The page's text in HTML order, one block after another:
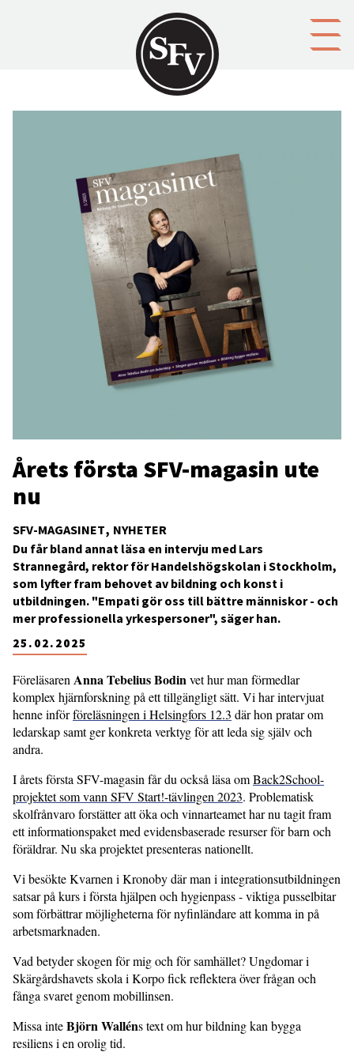
SFV-MAGASINET NYHETER
Årets första SFV-magasin ute
nu
25.02.2025
Du får bland annat läsa en intervju med Lars
Strannegård, rektor för Handelshögskolan i Stockholm,
som lyfter fram behovet av bildning och konst i
utbildningen. "Empati gör oss till bättre människor - och
mer professionella yrkespersoner", säger han.
Föreläsaren Anna Tebelius Bodinvet hur man förmedlar
komplex hjärnforskning på ett tillgängligt sätt. Vi har intervjuat
henne införföreläsningen i Helsingfors 12.3 där hon pratar om
ledarskap samt ger konkreta verktyg för att leda sig själv och
andra.
I årets första SFV-magasin får du också läsa omBack2School-
projektet som vann SFV Start!-tävlingen 2023. Problematisk
skolfrånvaro forstätter att öka och vinnarteamet har nu tagit fram
ett informationspaket med evidensbaserade resurser för barn och
föräldrar. Nu ska projektet presenteras nationellt.
Vi besökte Kvarnen i Kronoby där man i integrationsutbildningen
satsar på kurs i första hjälpen och hygienpass - viktiga pusselbitar
som förbättrar möjligheterna för nyfinländare att komma in på
arbetsmarknaden.
Vad betyder skogen för mig och för samhället? Ungdomar i
Skärgårdshavets skola i Korpo fick reflektera över frågan och
fånga svaret genom mobillinsen.
Missa inteBjörn Walléns text om hur bildning kan bygga
resiliens i en orolig tid.